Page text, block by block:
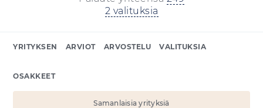
2 valituksia
YRITYKSEN ARVIOT ARVOSTELU VALITUKSIA
OSAKKEET
Samanlaisia yrityksiä